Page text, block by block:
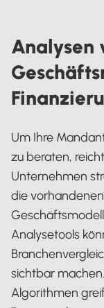
Analysen
Um Ihre
zu beraten,
Unternehmen
die
Analysetools
sichtbar
Algorithmen